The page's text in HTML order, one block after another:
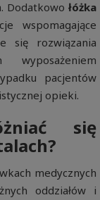
Dodatkowo łóżka
wspomagające
się rozwiązania
pacjentów
opieki.
się
medycznych
oddziałów i